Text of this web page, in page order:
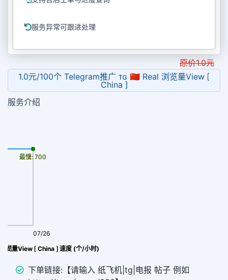
服务异常可跟进处理
原价1.0元
1.0元/100个 Telegram推广 ᴛɢ 🇨🇳 Real 浏览量View ⟮
China ⟯
服务介绍
览量View ⟮ China ⟯ 速度 (个/小时)
07/26
最慢: 700
最快: 700
下单链接:【请输入 纸飞机|tg|电报 帖子 例如